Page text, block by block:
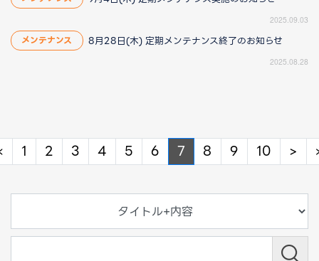
2025.09.03
メンテナンス 8月28日(木) 定期メンテナンス終了のお知らせ
2025.08.28
Previous
1 2 3 4 5 6 7 8 9 10 >